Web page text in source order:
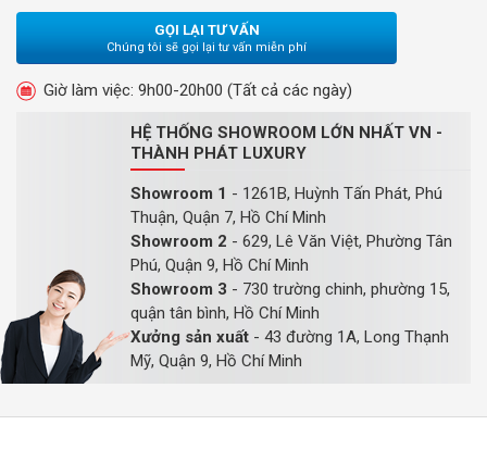
GỌI LẠI TƯ VẤN
Chúng tôi sẽ gọi lại tư vấn miễn phí
Giờ làm việc: 9h00-20h00 (Tất cả các ngày)
HỆ THỐNG SHOWROOM LỚN NHẤT VN -
THÀNH PHÁT LUXURY
Showroom 1 - 1261B, Huỳnh Tấn Phát, Phú
Thuận, Quận 7, Hồ Chí Minh
Showroom 2 - 629, Lê Văn Việt, Phường Tân
Phú, Quận 9, Hồ Chí Minh
Showroom 3 - 730 trường chinh, phường 15,
quận tân bình, Hồ Chí Minh
Xưởng sản xuất - 43 đường 1A, Long Thạnh
Mỹ, Quận 9, Hồ Chí Minh